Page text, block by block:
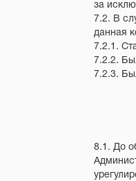
за
7.2. В
данная
7.2.1.
7.2.2.
7.2.3.
8.1. До